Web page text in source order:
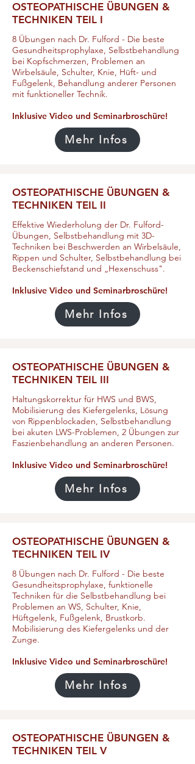
OSTEOPATHISCHE ÜBUNGEN &
TECHNIKEN TEIL I
8 Übungen nach Dr. Fulford - Die beste
Gesundheitsprophylaxe, Selbstbehandlung
bei Kopfschmerzen, Problemen an
Wirbelsäule, Schulter, Knie, Hüft- und
Fußgelenk, Behandlung anderer Personen
mit funktioneller Technik.
Inklusive Video und Seminarbroschüre!
Mehr Infos
OSTEOPATHISCHE ÜBUNGEN &
TECHNIKEN TEIL II
Effektive Wiederholung der Dr. Fulford-
Übungen, Selbstbehandlung mit 3D-
Techniken bei Beschwerden an Wirbelsäule,
Rippen und Schulter, Selbstbehandlung bei
Beckenschiefstand und „Hexenschuss".
Inklusive Video und Seminarbroschüre!
Mehr Infos
OSTEOPATHISCHE ÜBUNGEN &
TECHNIKEN TEIL III
Haltungskorrektur für HWS und BWS,
Mobilisierung des Kiefergelenks, Lösung
von Rippenblockaden, Selbstbehandlung
bei akuten LWS-Problemen, 2 Übungen zur
Faszienbehandlung an anderen Personen.
Inklusive Video und Seminarbroschüre!
Mehr Infos
OSTEOPATHISCHE ÜBUNGEN &
TECHNIKEN TEIL IV
8 Übungen nach Dr. Fulford - Die beste
Gesundheitsprophylaxe, funktionelle
Techniken für die Selbstbehandlung bei
Problemen an WS, Schulter, Knie,
Hüftgelenk, Fußgelenk, Brustkorb.
Mobilisierung des Kiefergelenks und der
Zunge.
Inklusive Video und Seminarbroschüre!
Mehr Infos
OSTEOPATHISCHE ÜBUNGEN &
TECHNIKEN TEIL V